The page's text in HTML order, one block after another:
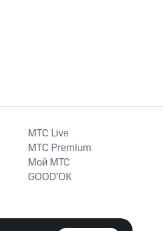
MTС Live
MTС Premium
Мой МТС
GOOD’OK